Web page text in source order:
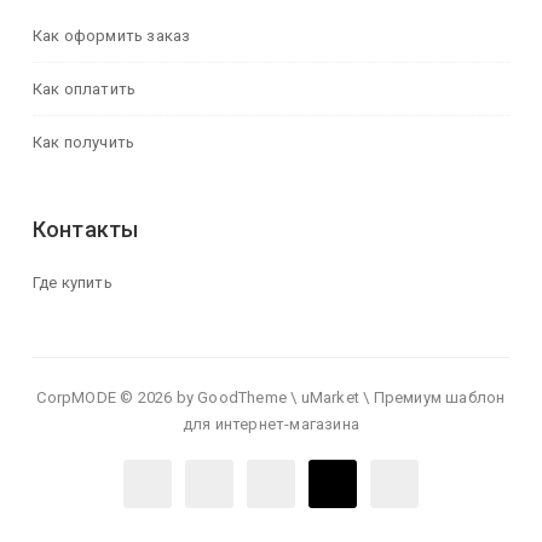
Как оформить заказ
Как оплатить
Как получить
Контакты
Где купить
CorpMODE © 2026 by GoodTheme \ uMarket \ Премиум шаблон
для интернет-магазина